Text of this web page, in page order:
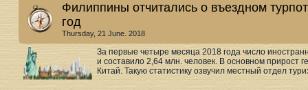
Филиппины отчитались о въездном
год
Thursday, 21 June. 2018
За первые четыре месяца 2018 года число
и составило 2,64 млн. человек. В основном прирост
Китай. Такую статистику озвучил местный отдел